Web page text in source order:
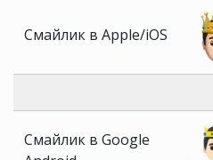
Смайлик в Apple/iOS
Смайлик в Google